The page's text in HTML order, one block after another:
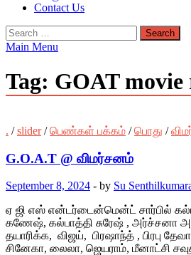
Contact Us
Search
for:
Main Menu
Tag: GOAT movie
. /slider/பெண்கள் பக்கம் /பொது /
G.O.A.T @ விமர்சனம்
September 8, 2024 - by Su
ஏ ஜி எஸ் என்டர்டைன்மென்ட் சார்பில்
கணேஷ், கல்பாத்தி சுரேஷ் , அர்ச்சனா
தயாரிக்க, விஜய், பிரஷாந்த் , பிரபு
சினேகா, லைலா, ஜெயராம், மீனாட்சி